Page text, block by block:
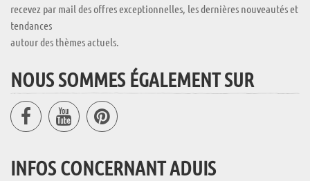
recevez par mail des offres exceptionnelles, les dernières nouveautés et
tendances
autour des thèmes actuels.
NOUS SOMMES ÉGALEMENT SUR
INFOS CONCERNANT ADUIS